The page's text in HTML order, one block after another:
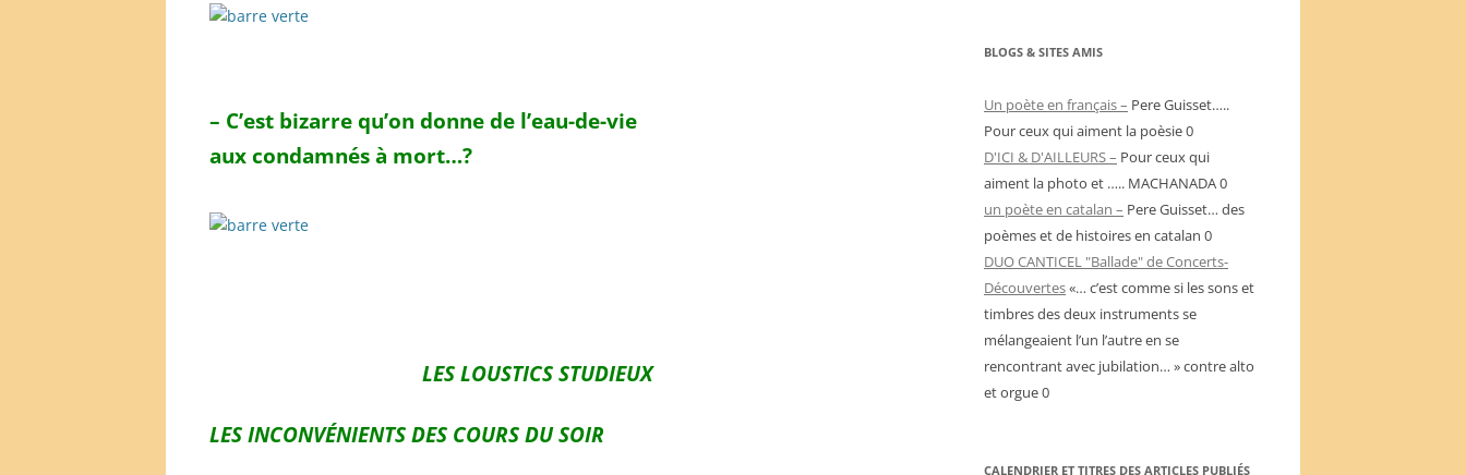
– C’est bizarre qu’on donne de l’eau-de-vie
aux condamnés à mort…?
LES LOUSTICS STUDIEUX
LES INCONVÉNIENTS DES COURS DU SOIR
BLOGS & SITES AMIS
Un poète en français – Pere Guisset…..
Pour ceux qui aiment la poèsie 0
D'ICI & D'AILLEURS – Pour ceux qui
aiment la photo et ….. MACHANADA 0
un poète en catalan – Pere Guisset… des
poèmes et de histoires en catalan 0
DUO CANTICEL "Ballade" de Concerts-
Découvertes«… c’est comme si les sons et
timbres des deux instruments se
mélangeaient l’un l’autre en se
rencontrant avec jubilation… » contre alto
et orgue 0
CALENDRIER ET TITRES DES ARTICLES PUBLIÉS